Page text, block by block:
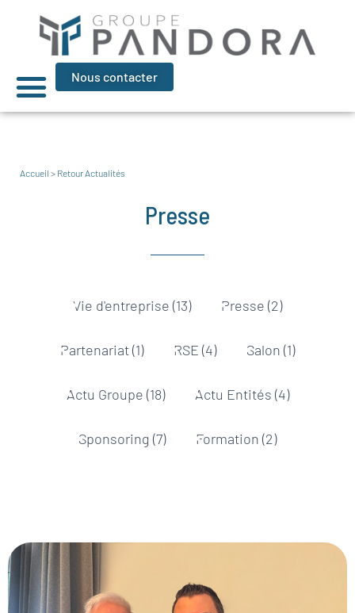
Nous contacter
Accueil > Retour Actualités
Presse
Vie d'entreprise (13) Presse (2)
Partenariat(1) RSE (4) Salon (1)
Actu Groupe (18) Actu Entités (4)
Sponsoring (7) Formation (2)